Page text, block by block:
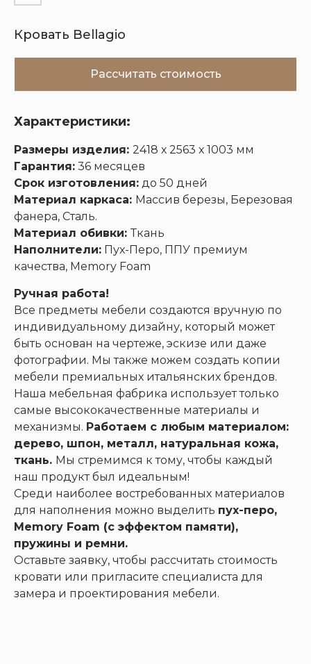
Кухни Шкафы Гардеробные Диваны
Кровать Bellagio
Рассчитать стоимость
Характеристики:
Размеры изделия: 2418 х 2563 х 1003 мм
Гарантия: 36 месяцев
Срок изготовления: до 50 дней
Материал каркаса: Массив березы, Березовая
фанера, Сталь.
Материал обивки:Ткань
Наполнители: Пух-Перо, ППУ премиум
качества, Memory Foam
Ручная работа!
Все предметы мебели создаются вручную по
индивидуальному дизайну, который может
быть основан на чертеже, эскизе или даже
фотографии. Мы также можем создать копии
мебели премиальных итальянских брендов.
Наша мебельная фабрика использует только
самые высококачественные материалы и
механизмы. Работаем с любым материалом:
дерево, шпон, металл, натуральная кожа,
ткань. Мы стремимся к тому, чтобы каждый
наш продукт был идеальным!
Среди наиболее востребованных материалов
для наполнения можно выделить пух-перо,
Memory Foam (с эффектом памяти),
пружины и ремни.
Оставьте заявку, чтобы рассчитать стоимость
кровати или пригласите специалиста для
замера и проектирования мебели.